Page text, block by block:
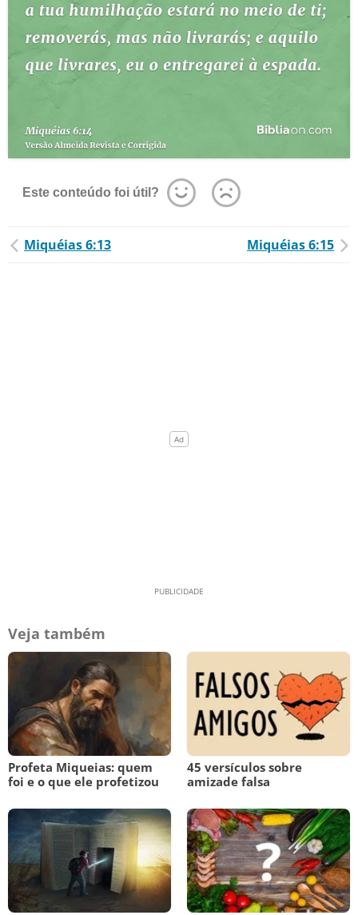
Este conteúdo foi útil?
Miquéias 6:13 Miquéias 6:15
Veja também
Profeta Miqueias: quem
foi e o que ele profetizou
45 versículos sobre
amizade falsa